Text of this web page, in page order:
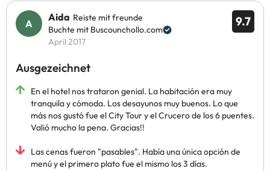
9.7
Aida Reiste mit freunde
Buchte mit Buscounchollo.com
April 2017
Ausgezeichnet
En el hotel nos trataron genial. La habitación era muy
tranquila y cómoda. Los desayunos muy buenos. Lo que
más nos gustó fue el City Tour y el Crucero de los 6 puentes.
Valió mucho la pena. Gracias!!
Las cenas fueron "pasables". Había una única opción de
menú y el primero plato fue el mismo los 3 días.